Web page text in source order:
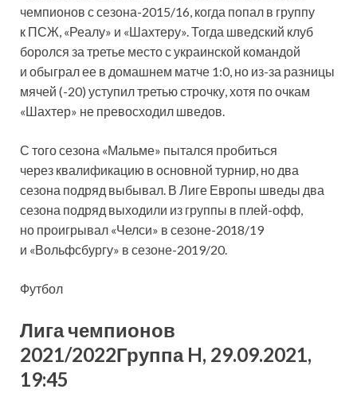
чемпионов с сезона-2015/16, когда попал в группу
к ПСЖ, «Реалу» и «Шахтеру». Тогда шведский клуб
боролся за третье место с украинской командой
и обыграл ее в домашнем матче 1:0, но из-за разницы
мячей (-20) уступил третью строчку, хотя по очкам
«Шахтер» не превосходил шведов.
С того сезона «Мальме» пытался пробиться
через квалификацию в основной турнир, но два
сезона подряд выбывал. В Лиге Европы шведы два
сезона подряд выходили из группы в плей-офф,
но проигрывал «Челси» в сезоне-2018/19
и «Вольфсбургу» в сезоне-2019/20.
Футбол
Лига чемпионов
2021/2022Группа H, 29.09.2021,
19:45